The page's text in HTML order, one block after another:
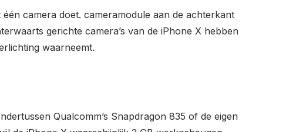
camera doet. cameramodule aan de achterkant
gerichte camera’s van de iPhone X hebben
waarneemt.
Qualcomm’s Snapdragon 835 of de eigen